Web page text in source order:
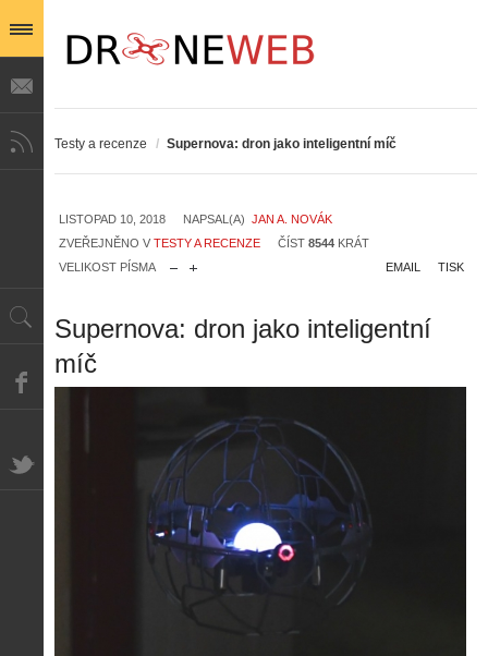
Testy a recenze / Supernova: dron jako inteligentní míč
LISTOPAD 10, 2018 NAPSAL(A) JAN A. NOVÁK
ZVEŘEJNĚNO V TESTY A RECENZE ČÍST 8544 KRÁT
VELIKOST PÍSMA
TISK
EMAIL
Supernova: dron jako inteligentní
míč